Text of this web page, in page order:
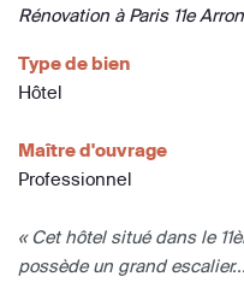
Rénovation à Paris 11e
Type de bien
Hôtel
Maître d'ouvrage
Professionnel
« Cet hôtel situé dans le
possède un grand